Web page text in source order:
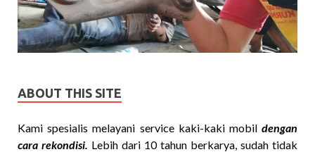
ABOUT THIS SITE
Kami spesialis melayani service kaki-kaki mobil dengan
cara rekondisi. Lebih dari 10 tahun berkarya, sudah tidak